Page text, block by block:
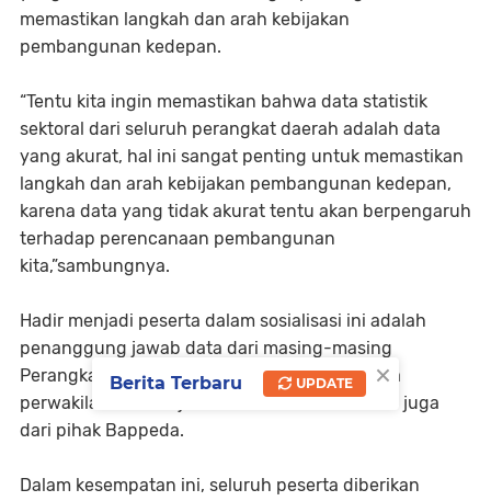
memastikan langkah dan arah kebijakan
pembangunan kedepan.
“Tentu kita ingin memastikan bahwa data statistik
sektoral dari seluruh perangkat daerah adalah data
yang akurat, hal ini sangat penting untuk memastikan
langkah dan arah kebijakan pembangunan kedepan,
karena data yang tidak akurat tentu akan berpengaruh
terhadap perencanaan pembangunan
kita,”sambungnya.
Hadir menjadi peserta dalam sosialisasi ini adalah
penanggung jawab data dari masing-masing
Perangkat Daerah. Sementara narasumbernya
perwakilan BPS Sinjai selaku Pembina SDI dan juga
dari pihak Bappeda.
Dalam kesempatan ini, seluruh peserta diberikan
×
Berita Terbaru UPDATE